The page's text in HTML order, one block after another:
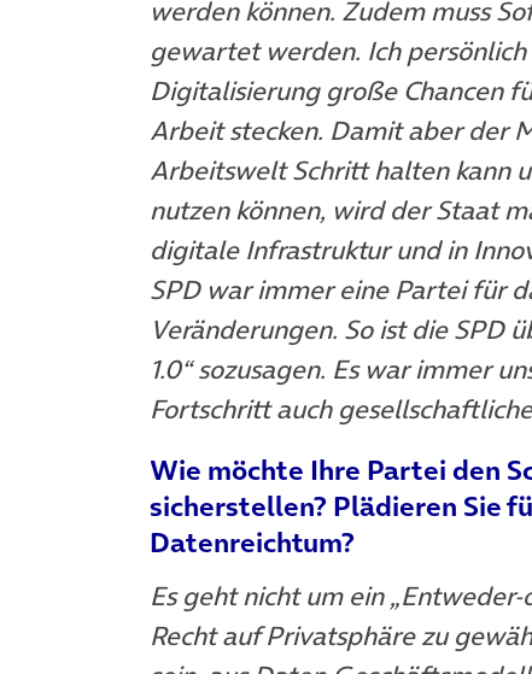
werden können. Zudem muss
gewartet werden. Ich
Digitalisierung große Chancen
Arbeit stecken. Damit aber der
Arbeitswelt Schritt halten kann
nutzen können, wird der Staat
digitale Infrastruktur und in
SPD war immer eine Partei für
Veränderungen. So ist die SPD
1.0“ sozusagen. Es war immer
Fortschritt auch
Wie möchte Ihre Partei den
sicherstellen? Plädieren Sie
Datenreichtum?
Es geht nicht um ein
Recht auf Privatsphäre zu